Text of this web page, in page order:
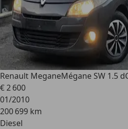
Renault MeganeMégane SW 1.5
€ 2 600
01/2010
200 699 km
Diesel